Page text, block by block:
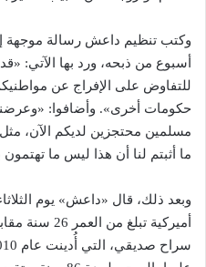
وكتب تنظيم داعش رسالة موجهة
أسبوع من ذبحه، ورد بها الآتي:
للتفاوض على الإفراج عن
حكومات أخرى». وأضافوا:
مسلمين محتجزين لديكم الآن،
ما أثبتم لنا أن هذا ليس ما تهتمون
وبعد ذلك، قال «داعش» يوم